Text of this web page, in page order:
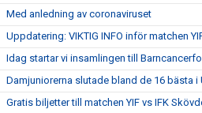
Med anledning av coronaviruset
Uppdatering: VIKTIG INFO inför matchen
Idag startar vi insamlingen till
Damjuniorerna slutade bland de 16 bästa i
Gratis biljetter till matchen YIF vs IFK